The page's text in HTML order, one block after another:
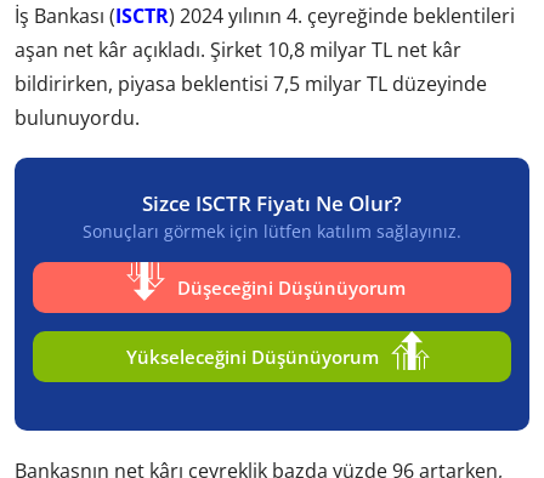
İş Bankası (ISCTR) 2024 yılının 4. çeyreğinde beklentileri
aşan net kâr açıkladı. Şirket 10,8 milyar TL net kâr
bildirirken, piyasa beklentisi 7,5 milyar TL düzeyinde
bulunuyordu.
Sizce ISCTR Fiyatı Ne Olur?
Sonuçları görmek için lütfen katılım sağlayınız.
Düşeceğini Düşünüyorum
Yükseleceğini Düşünüyorum
Bankasnın net kârı çeyreklik bazda yüzde 96 artarken,